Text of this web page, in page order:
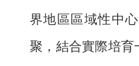
界地區區域性中
聚，結合實際培